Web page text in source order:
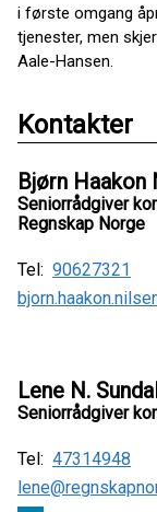
i første omgang
tjenester, men
Aale-Hansen.
Kontakter
Bjørn Haakon
Seniorrådgiver
Regnskap Norge
Tel: 90627321
Lene N.
Seniorrådgiver
Tel: 47314948